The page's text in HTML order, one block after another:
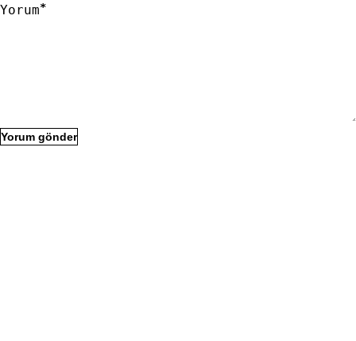
Yorum*